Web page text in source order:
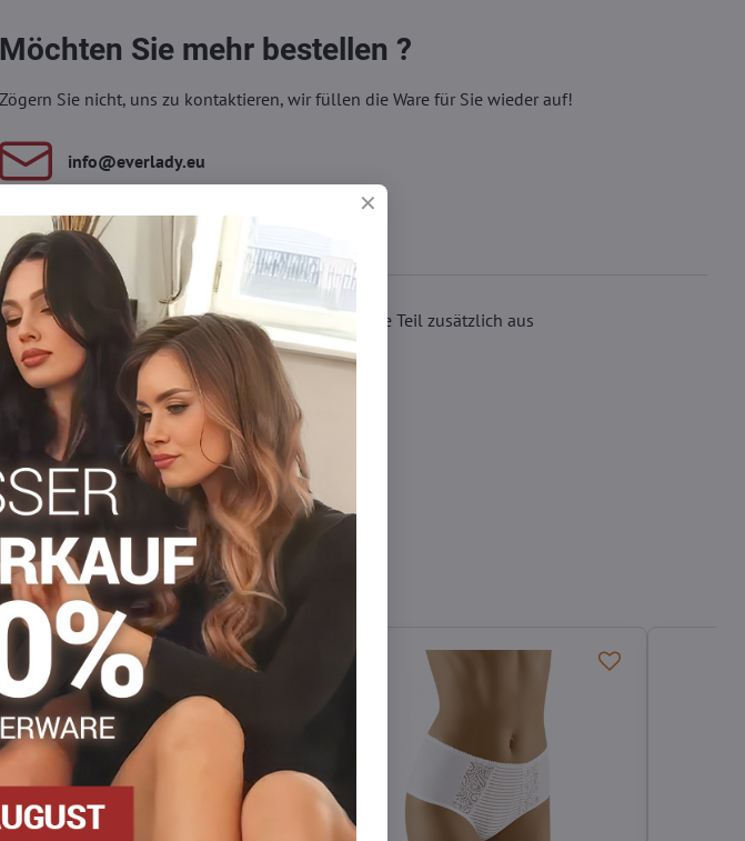
Möchten Sie mehr bestellen ?
Zögern Sie nicht, uns zu kontaktieren, wir füllen die Ware für Sie wieder auf!
info​​@everlady​​.eu
Diskussion
Teil besteht aus flexibler Mikrofaser, der hintere Teil zusätzlich aus
der ein Verrutschen verhindert.
RedditLinkedIn WhatsApp
E-
mail